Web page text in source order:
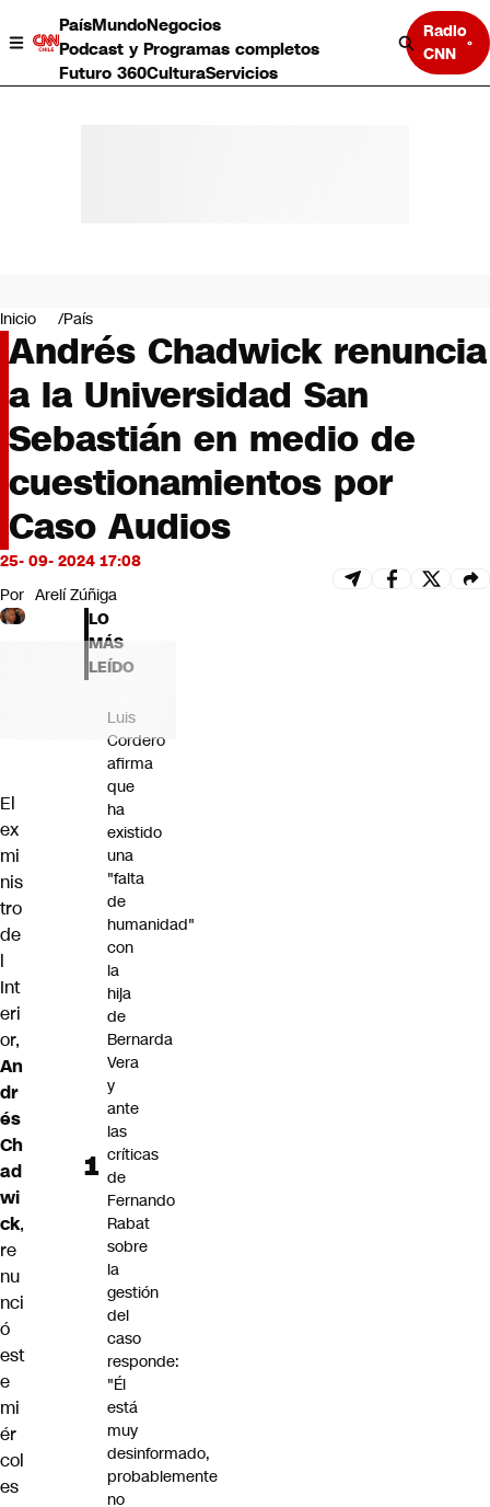
PaísMundoNegocios
Podcast y Programas completos
Futuro 360CulturaServicios
Radio
CNN
Negocios
Deportes
Programas completos
Cultura
Servicios
Bits
CNN tiempo
Futuro 360
Opinión
Inicio País
Andrés Chadwick renuncia
a la Universidad San
Sebastián en medio de
cuestionamientos por
Caso Audios
25- 09- 2024 17:08
Por Arelí Zúñiga
El
ex
mi
nis
tro
de
l
Int
eri
or,
An
dr
és
Ch
ad
wi
ck,
re
nu
nci
ó
est
e
mi
ér
col
es
LO
MÁS
LEÍDO
Luis
Cordero
afirma
que
ha
existido
una
"falta
de
humanidad"
con
la
hija
de
Bernarda
Vera
y
ante
las
críticas
de
Fernando
Rabat
sobre
la
gestión
del
caso
responde:
"Él
está
muy
desinformado,
probablemente
no